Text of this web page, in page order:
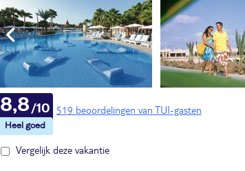
519 beoordelingen van TUI-gasten
8,8
Vergelijk deze vakantie